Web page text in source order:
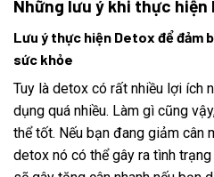
Những lưu ý khi thực hiện
Lưu ý thực hiện Detox để đảm
sức khỏe
Tuy là detox có rất nhiều lợi ích
dụng quá nhiều. Làm gì cũng
thể tốt. Nếu bạn đang giảm cân
detox nó có thể gây ra tình